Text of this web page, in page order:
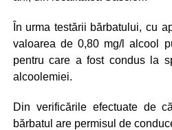
În urma testării bărbatului, cu
valoarea de 0,80 mg/l alcool
pentru care a fost condus la
alcoolemiei.
Din verificările efectuate de
bărbatul are permisul de